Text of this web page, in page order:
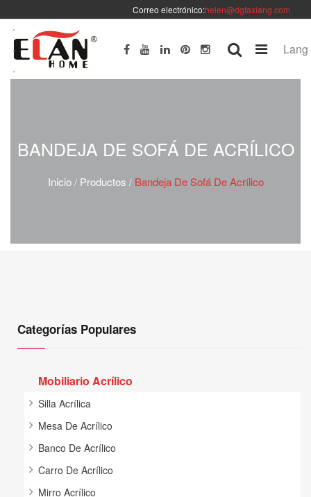
Correo electrónico:helen@dgfaxiang.com
Lang
BANDEJA DE SOFÁ DE ACRÍLICO
Inicio/ Productos / Bandeja De Sofá De Acrílico
Categorías Populares
Mobiliario Acrílico
Silla Acrílica
Mesa De Acrílico
Banco De Acrílico
Carro De Acrílico
Mirro Acrílico